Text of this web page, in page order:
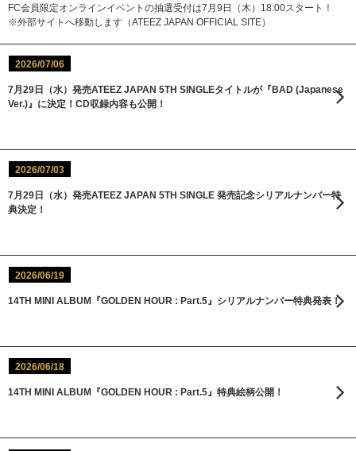
FC会員限定オンラインイベントの抽選受付は7月9日（木）18:00スタート！
※外部サイトへ移動します（ATEEZ JAPAN OFFICIAL SITE）
2026/07/06
7月29日（水）発売ATEEZ JAPAN 5TH SINGLEタイトルが『BAD (Japanese
Ver.)』に決定！CD収録内容も公開！
2026/07/03
7月29日（水）発売ATEEZ JAPAN 5TH SINGLE 発売記念シリアルナンバー特
典決定！
2026/06/19
14TH MINI ALBUM『GOLDEN HOUR : Part.5』シリアルナンバー特典発表！
2026/06/18
14TH MINI ALBUM『GOLDEN HOUR : Part.5』特典絵柄公開！